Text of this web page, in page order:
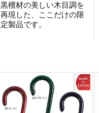
黒檀材の美しい木目調を
再現した、ここだけの限
定製品です。